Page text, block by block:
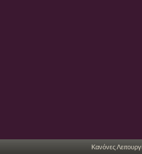
Κανόνες